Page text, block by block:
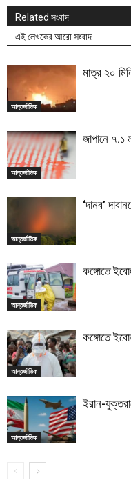
Related সংবাদ
এই লেখকের আরো সংবাদ
আন্তর্জাতিক
মাত্র ২০
আন্তর্জাতিক
জাপানে ৭.১
আন্তর্জাতিক
‘দানব’
আন্তর্জাতিক
কঙ্গোতে
আন্তর্জাতিক
কঙ্গোতে
আন্তর্জাতিক
ইরান-